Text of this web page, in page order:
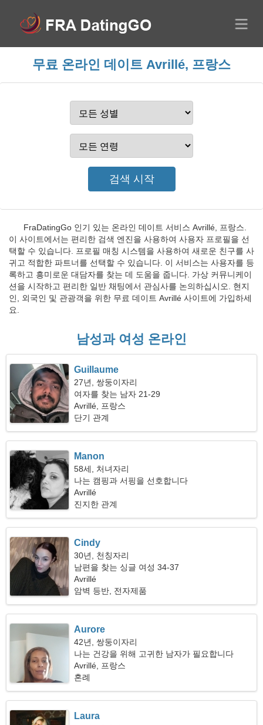
무료 온라인 데이트 Avrillé, 프랑스
FraDatingGo 인기 있는 온라인 데이트 서비스 Avrillé, 프랑스.
이 사이트에서는 편리한 검색 엔진을 사용하여 사용자 프로필을 선
택할 수 있습니다. 프로필 매칭 시스템을 사용하여 새로운 친구를 사
귀고 적합한 파트너를 선택할 수 있습니다. 이 서비스는 사용자를 등
록하고 흥미로운 대담자를 찾는 데 도움을 줍니다. 가상 커뮤니케이
션을 시작하고 편리한 일반 채팅에서 관심사를 논의하십시오. 현지
인, 외국인 및 관광객을 위한 무료 데이트 Avrillé 사이트에 가입하세
요.
남성과 여성 온라인
Guillaume
27년, 쌍둥이자리
여자를 찾는 남자 21-29
Avrillé, 프랑스
단기 관계
Manon
58세, 처녀자리
나는 캠핑과 서핑을 선호합니다
Avrillé
진지한 관계
Cindy
30년, 천칭자리
남편을 찾는 싱글 여성 34-37
Avrillé
암벽 등반, 전자제품
Aurore
42년, 쌍둥이자리
나는 건강을 위해 고귀한 남자가 필요합니다
Avrillé, 프랑스
혼례
Laura